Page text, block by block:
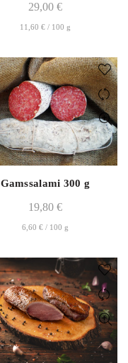
29,00 €
11,60 € / 100 g
Gamssalami 300 g
19,80 €
6,60 € / 100 g